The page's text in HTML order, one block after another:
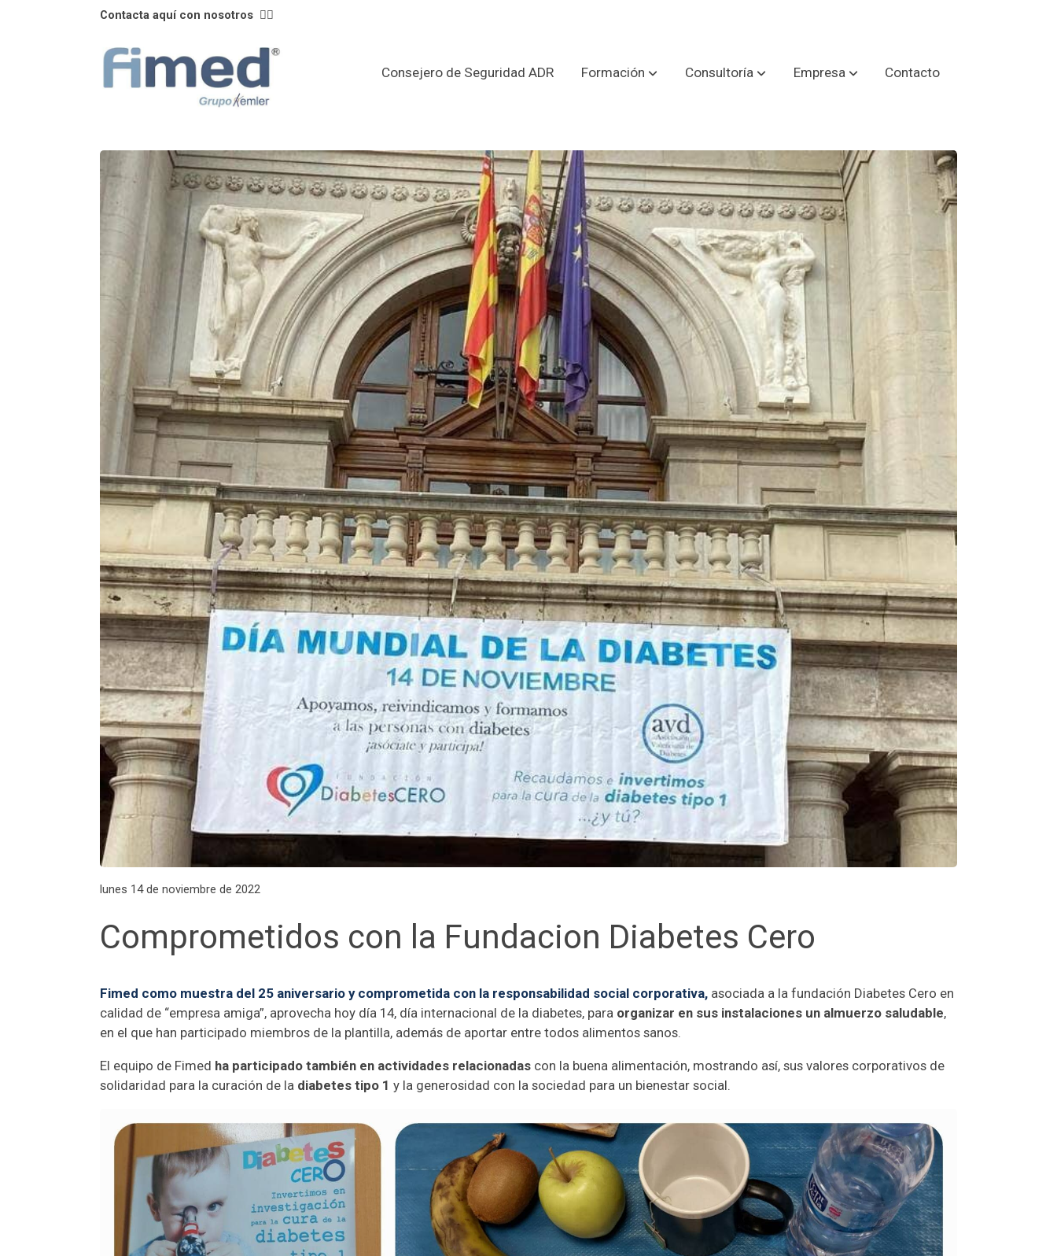
Contacta aquí con nosotros 👈🏼
Consejero de Seguridad ADR Formación Consultoría Empresa Contacto
lunes 14 de noviembre de 2022
Comprometidos con la Fundacion Diabetes Cero
Fimed como muestra del 25 aniversario y comprometida con la responsabilidad social corporativa, asociada a la fundación Diabetes Cero en
calidad de “empresa amiga”, aprovecha hoy día 14, día internacional de la diabetes, para organizar en sus instalaciones un almuerzo saludable,
en el que han participado miembros de la plantilla, además de aportar entre todos alimentos sanos.
El equipo de Fimed ha participado también en actividades relacionadas con la buena alimentación, mostrando así, sus valores corporativos de
solidaridad para la curación de la diabetes tipo 1 y la generosidad con la sociedad para un bienestar social.